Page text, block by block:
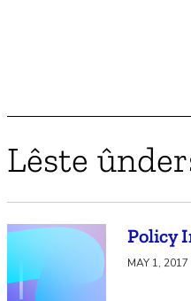
Lêste
Policy
MAY 1, 2017